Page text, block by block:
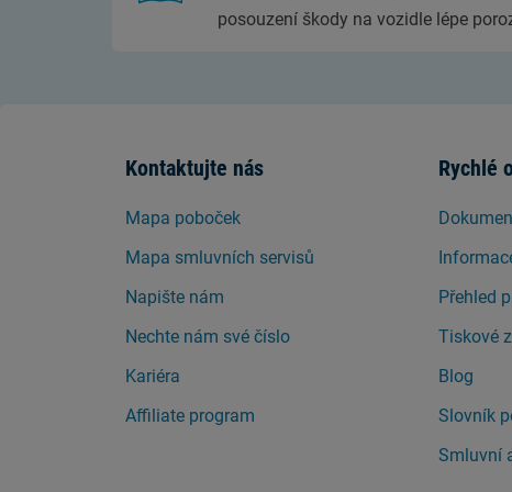
posouzení škody na vozidle lépe
Kontaktujte nás
Mapa poboček
Mapa smluvních servisů
Napište nám
Nechte nám své číslo
Kariéra
Affiliate program
Rychlé
Přehled
Tiskové
Blog
Slovník
Smluvní